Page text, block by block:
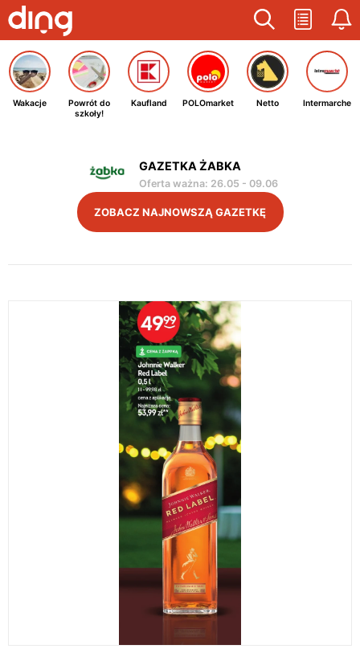
Wakacje
Powrót do
szkoły!
Kaufland POLOmarket Netto Intermarche
GAZETKA ŻABKA
Oferta ważna: 26.05 - 09.06
ZOBACZ NAJNOWSZĄ GAZETKĘ